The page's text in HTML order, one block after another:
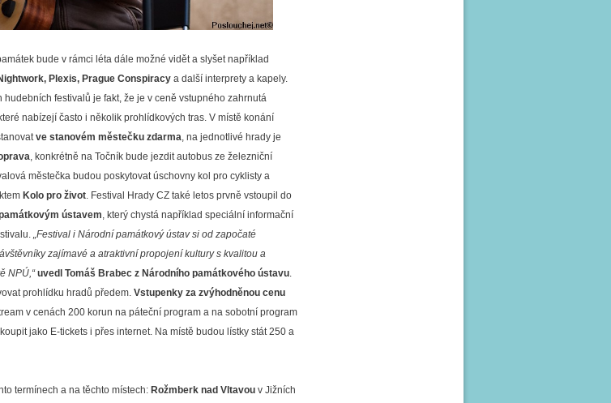
bude v rámci léta dále možné vidět a slyšet například
Plexis, Prague Conspiracy a další interprety a kapely.
hudebních festivalů je fakt, že je v ceně vstupného zahrnutá
nabízejí často i několik prohlídkových tras. V místě konání
ve stanovém městečku zdarma, na jednotlivé hrady je
, konkrétně na Točník bude jezdit autobus ze železniční
městečka budou poskytovat úschovny kol pro cyklisty a
Kolo pro život. Festival Hrady CZ také letos prvně vstoupil do
ústavem, který chystá například speciální informační
„Festival i Národní památkový ústav si od započaté
zajímavé a atraktivní propojení kultury s kvalitou a
NPÚ,“uvedl Tomáš Brabec z Národního památkového ústavu.
prohlídku hradů předem. Vstupenky za zvýhodněnou cenu
v cenách 200 korun na páteční program a na sobotní program
jako E-tickets i přes internet. Na místě budou lístky stát 250 a
termínech a na těchto místech: Rožmberk nad Vltavou v Jižních